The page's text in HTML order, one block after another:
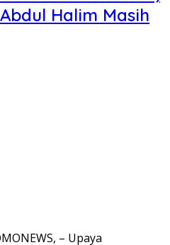
Halim Masih
– Upaya